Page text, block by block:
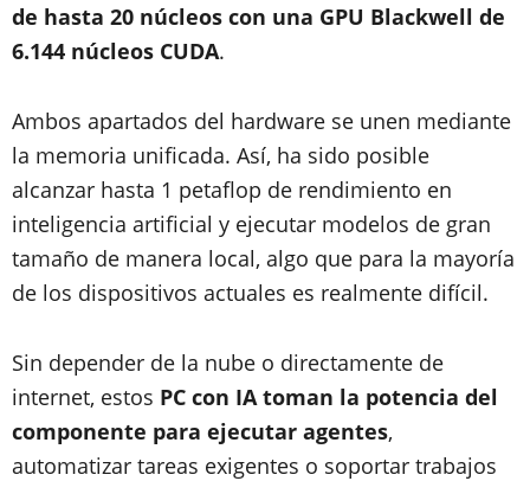
de hasta 20 núcleos con una GPU Blackwell de
6.144 núcleos CUDA.
Ambos apartados del hardware se unen mediante
la memoria unificada. Así, ha sido posible
alcanzar hasta 1 petaflop de rendimiento en
inteligencia artificial y ejecutar modelos de gran
tamaño de manera local, algo que para la mayoría
de los dispositivos actuales es realmente difícil.
Sin depender de la nube o directamente de
internet, estos PC con IA toman la potencia del
componente para ejecutar agentes,
automatizar tareas exigentes o soportar trabajos